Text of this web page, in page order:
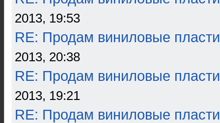
2013, 19:53
RE: Продам виниловые
2013, 20:38
RE: Продам виниловые
2013, 19:21
RE: Продам виниловые